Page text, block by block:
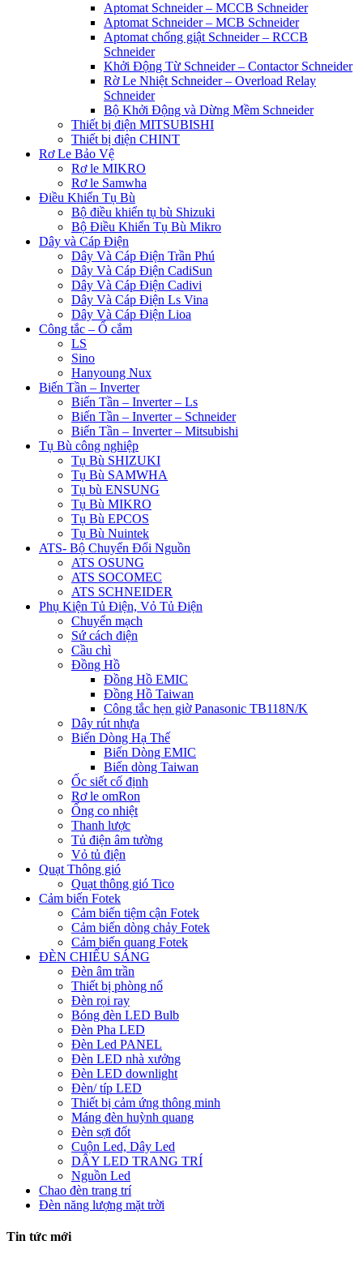
Aptomat Schneider – MCCB Schneider
Aptomat Schneider – MCB Schneider
Aptomat chống giật Schneider – RCCB
Schneider
Khởi Động Từ Schneider – Contactor Schneider
Rờ Le Nhiệt Schneider – Overload Relay
Schneider
Bộ Khởi Động và Dừng Mềm Schneider
Thiết bị điện MITSUBISHI
Thiết bị điện CHINT
Rơ Le Bảo Vệ
Rơ le MIKRO
Rơ le Samwha
Điều Khiển Tụ Bù
Bộ điều khiển tụ bù Shizuki
Bộ Điều Khiển Tụ Bù Mikro
Dây và Cáp Điện
Dây Và Cáp Điện Trần Phú
Dây Và Cáp Điện CadiSun
Dây Và Cáp Điện Cadivi
Dây Và Cáp Điện Ls Vina
Dây Và Cáp Điện Lioa
Công tắc – Ổ cắm
LS
Sino
Hanyoung Nux
Biến Tần – Inverter
Biến Tần – Inverter – Ls
Biến Tần – Inverter – Schneider
Biến Tần – Inverter – Mitsubishi
Tụ Bù công nghiệp
Tụ Bù SHIZUKI
Tụ Bù SAMWHA
Tụ bù ENSUNG
Tụ Bù MIKRO
Tụ Bù EPCOS
Tụ Bù Nuintek
ATS- Bộ Chuyển Đổi Nguồn
ATS OSUNG
ATS SOCOMEC
ATS SCHNEIDER
Phụ Kiện Tủ Điện, Vỏ Tủ Điện
Chuyển mạch
Sứ cách điện
Cầu chì
Đồng Hồ
Đồng Hồ EMIC
Đồng Hồ Taiwan
Công tắc hẹn giờ Panasonic TB118N/K
Dây rút nhựa
Biến Dòng Hạ Thế
Biến Dòng EMIC
Biến dòng Taiwan
Ốc siết cố định
Rơ le omRon
Ống co nhiệt
Thanh lược
Tủ điện âm tường
Vỏ tủ điện
Quạt Thông gió
Quạt thông gió Tico
Cảm biến Fotek
Cảm biến tiệm cận Fotek
Cảm biến dòng chảy Fotek
Cảm biến quang Fotek
ĐÈN CHIẾU SÁNG
Đèn âm trần
Thiết bị phòng nổ
Đèn rọi ray
Bóng đèn LED Bulb
Đèn Pha LED
Đèn Led PANEL
Đèn LED nhà xưởng
Đèn LED downlight
Đèn/ típ LED
Thiết bị cảm ứng thông minh
Máng đèn huỳnh quang
Đèn sợi đốt
Cuộn Led, Dây Led
DÂY LED TRANG TRÍ
Nguồn Led
Chao đèn trang trí
Đèn năng lượng mặt trời
Tin tức mới